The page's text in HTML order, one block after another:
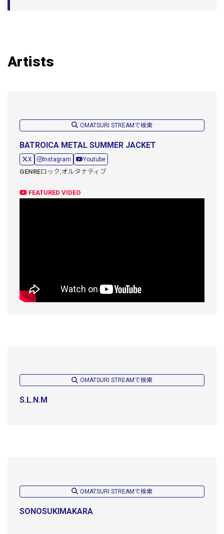
Artists
OMATSURI STREAMで検索
BATROICA METAL SUMMER JACKET
X Instagram Youtube
GENREロック, オルタナティブ
FEATURED VIDEO
OMATSURI STREAMで検索
S.L.N.M
OMATSURI STREAMで検索
SONOSUKIMAKARA